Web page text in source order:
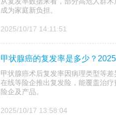
成为家庭新负担。
2025/10/17 14:11:51
甲状腺癌的复发率是多少？
甲状腺癌术后复发率因病理类型等
在线等险企推出复发险，能覆盖治
险企及产品。
2025/10/17 13:58:04